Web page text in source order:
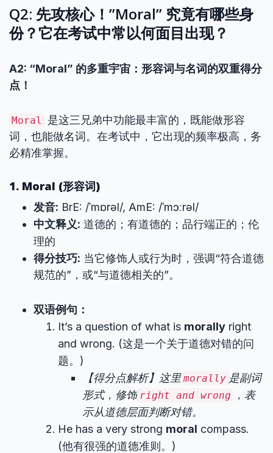
Q2: 先攻核心！”Moral” 究竟有哪些身
份？它在考试中常以何面目出现？
A2: “Moral” 的多重宇宙：形容词与名词的双重得分
点！
Moral
是这三兄弟中功能最丰富的，既能做形容
词，也能做名词。在考试中，它出现的频率极高，务
必精准掌握。
1. Moral (形容词)
发音: BrE: /ˈmɒrəl/, AmE: /ˈmɔːrəl/
中文释义: 道德的；有道德的；品行端正的；伦
理的
得分技巧: 当它修饰人或行为时，强调“符合道德
规范的”，或“与道德相关的”。
双语例句：
It’s a question of what is morally right
and wrong. (这是一个关于道德对错的问
题。)
【得分点解析】这里 morally 是副词
形式，修饰 right and wrong
，表
示从道德层面判断对错。
He has a very strong moral compass.
(他有很强的道德准则。)